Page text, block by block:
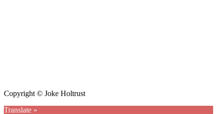
Copyright © Joke Holtrust
Translate »